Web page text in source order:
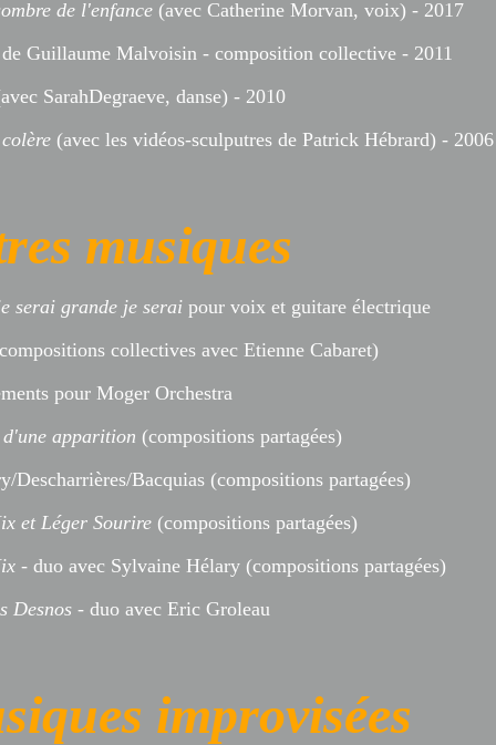
de l'enfance (avec Catherine Morvan, voix) - 2017
de Guillaume Malvoisin - composition collective - 2011
SarahDegraeve, danse) - 2010
(avec les vidéos-sculputres de Patrick Hébrard) - 2006
musiques
serai grande je serai pour voix et guitare électrique
collectives avec Etienne Cabaret)
pour Moger Orchestra
apparition (compositions partagées)
Descharrières/Bacquias (compositions partagées)
et Léger Sourire (compositions partagées)
- duo avec Sylvaine Hélary (compositions partagées)
Desnos - duo avec Eric Groleau
improvisées